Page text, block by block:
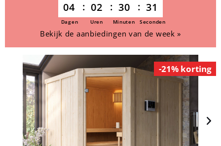
04 02 30 31
Dagen Uren Minuten Seconden
Bekijk de aanbiedingen van de week »
-21% korting